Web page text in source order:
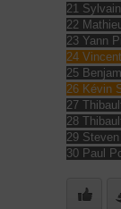
21
22
23 Yann
24
25
26 Kévin
27
28
29
30 Paul